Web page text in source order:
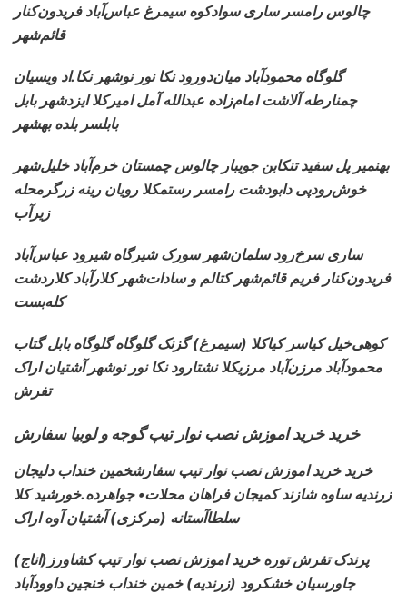
چالوس رامسر ساری سوادکوه سیمرغ عباس‌آباد فریدون‌کنار
قائم‌شهر
گلوگاه محمودآباد میان‌دورودنکا نور نوشهر نکا.اد ویسیان
چمنارطه آلاشت امام‌زاده عبدالله آمل امیرکلا ایزدشهر بابل
بابلسر بلده بهشهر
بهنمیر پل سفید تنکابنجویبار چالوس چمستان خرم‌آباد خلیل‌شهر
خوش‌رودپی دابودشت رامسر رستمکلا رویان رینه زرگرمحله
زیرآب
ساری سرخ‌رود سلمان‌شهرسورک شیرگاه شیرود عباس‌آباد
فریدون‌کنار فریم قائم‌شهر کتالم و سادات‌شهر کلارآباد کلاردشت
کله‌بست
کوهی‌خیل کیاسر کیاکلا (سیمرغ) گزنک گلوگاه گلوگاه بابل گتاب
محمودآباد مرزن‌آباد مرزیکلا نشتارود نکا نور نوشهر آشتیان اراک
تفرش
خرید خرید اموزش نصب نوار تیپ گوجه و لوبیا سفارش
خرید خرید اموزش نصب نوار تیپ سفارشخمین خنداب دلیجان
زرندیه ساوه شازند کمیجان فراهان محلات• جواهرده.خورشید کلا
سلطاآستانه (مرکزی) آشتیان آوه اراک
(اناج)پرندک تفرش توره خرید اموزش نصب نوار تیپ کشاورز
جاورسیان خشکرود (زرندیه) خمین خنداب خنجین داوودآباد